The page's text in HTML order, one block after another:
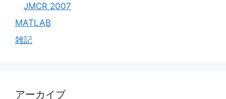
JMCR 2007
MATLAB
雑記
アーカイブ